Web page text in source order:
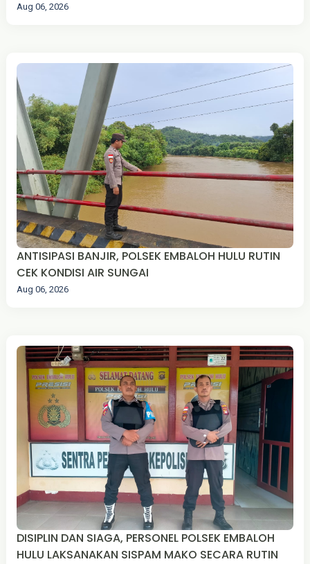
Aug 06, 2026
ANTISIPASI BANJIR, POLSEK EMBALOH HULU RUTIN
CEK KONDISI AIR SUNGAI
Aug 06, 2026
DISIPLIN DAN SIAGA, PERSONEL POLSEK EMBALOH
HULU LAKSANAKAN SISPAM MAKO SECARA RUTIN